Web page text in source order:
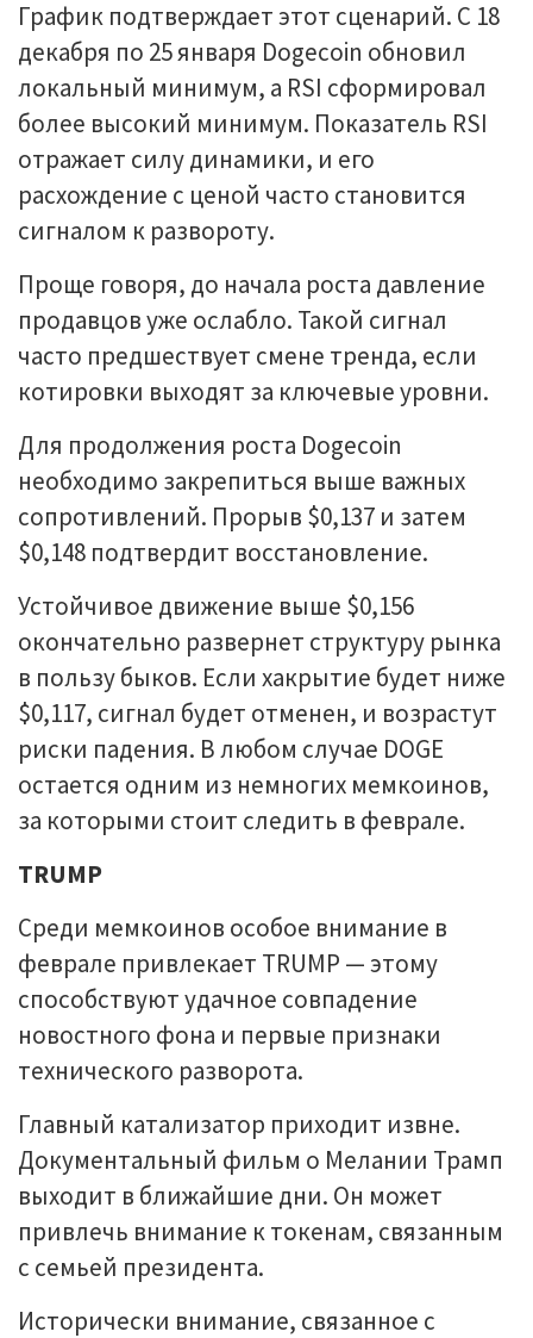
График подтверждает этот сценарий. С 18
декабря по 25 января Dogecoin обновил
локальный минимум, а RSI сформировал
более высокий минимум. Показатель RSI
отражает силу динамики, и его
расхождение с ценой часто становится
сигналом к развороту.
Проще говоря, до начала роста давление
продавцов уже ослабло. Такой сигнал
часто предшествует смене тренда, если
котировки выходят за ключевые уровни.
Для продолжения роста Dogecoin
необходимо закрепиться выше важных
сопротивлений. Прорыв $0,137 и затем
$0,148 подтвердит восстановление.
Устойчивое движение выше $0,156
окончательно развернет структуру рынка
в пользу быков. Если хакрытие будет ниже
$0,117, сигнал будет отменен, и возрастут
риски падения. В любом случае DOGE
остается одним из немногих мемкоинов,
за которыми стоит следить в феврале.
TRUMP
Среди мемкоинов особое внимание в
феврале привлекает TRUMP — этому
способствуют удачное совпадение
новостного фона и первые признаки
технического разворота.
Главный катализатор приходит извне.
Документальный фильм о Мелании Трамп
выходит в ближайшие дни. Он может
привлечь внимание к токенам, связанным
с семьей президента.
Исторически внимание, связанное с